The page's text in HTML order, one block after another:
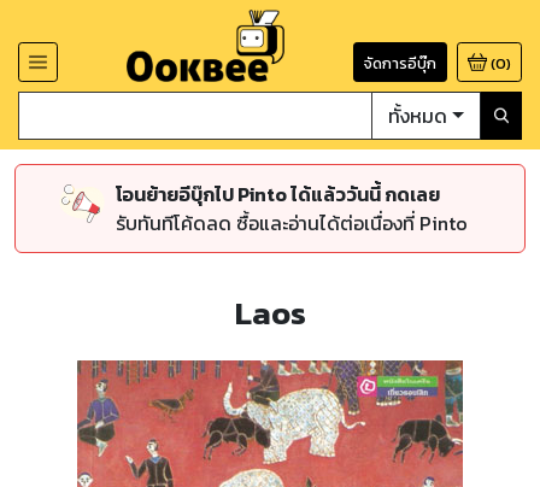
จัดการอีบุ๊ก (0)
ทั้งหมด
โอนย้ายอีบุ๊กไป Pinto ได้แล้ววันนี้ กดเลย
รับทันทีโค้ดลด ซื้อและอ่านได้ต่อเนื่องที่ Pinto
Laos